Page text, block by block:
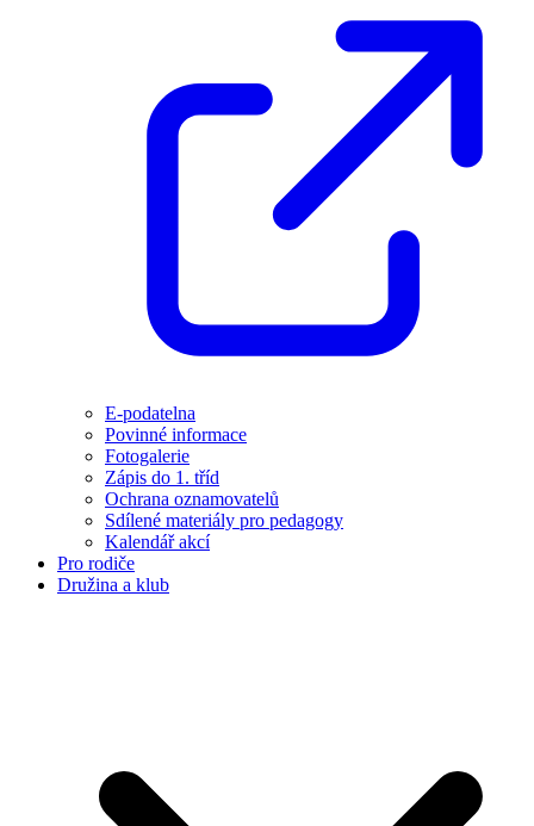
E-podatelna
Povinné informace
Fotogalerie
Zápis do 1. tříd
Ochrana oznamovatelů
Sdílené materiály pro pedagogy
Kalendář akcí
Pro rodiče
Družina a klub